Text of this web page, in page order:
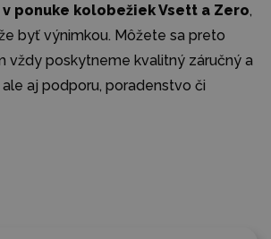
ponuke kolobežiek Vsett a Zero,
byť výnimkou. Môžete sa preto
vždy poskytneme kvalitný záručný a
aj podporu, poradenstvo či